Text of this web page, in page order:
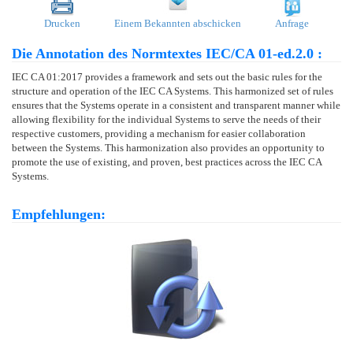
Drucken Einem Bekannten abschicken Anfrage
Die Annotation des Normtextes IEC/CA 01-ed.2.0 :
IEC CA 01:2017 provides a framework and sets out the basic rules for the
structure and operation of the IEC CA Systems. This harmonized set of rules
ensures that the Systems operate in a consistent and transparent manner while
allowing flexibility for the individual Systems to serve the needs of their
respective customers, providing a mechanism for easier collaboration
between the Systems. This harmonization also provides an opportunity to
promote the use of existing, and proven, best practices across the IEC CA
Systems.
Empfehlungen: